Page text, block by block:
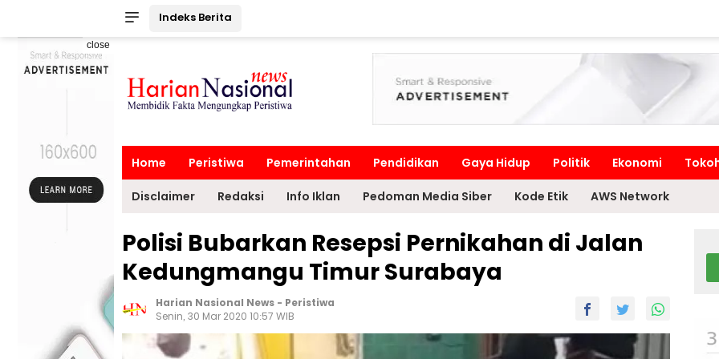
Indeks Berita
close
Home Peristiwa Pemerintahan Pendidikan Gaya Hidup Politik Ekonomi
Disclaimer Redaksi Info Iklan Pedoman Media Siber Kode Etik AWS Network
Polisi Bubarkan Resepsi Pernikahan di Jalan
Kedungmangu Timur Surabaya
Harian Nasional News - Peristiwa
Senin, 30 Mar 2020 10:57 WIB